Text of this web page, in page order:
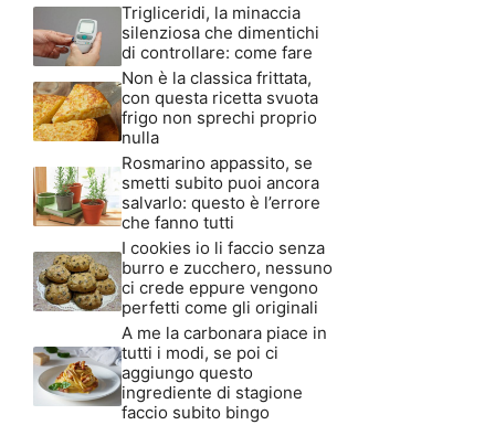
Trigliceridi, la minaccia
silenziosa che dimentichi
di controllare: come fare
Non è la classica frittata,
con questa ricetta svuota
frigo non sprechi proprio
nulla
Rosmarino appassito, se
smetti subito puoi ancora
salvarlo: questo è l’errore
che fanno tutti
I cookies io li faccio senza
burro e zucchero, nessuno
ci crede eppure vengono
perfetti come gli originali
A me la carbonara piace in
tutti i modi, se poi ci
aggiungo questo
ingrediente di stagione
faccio subito bingo